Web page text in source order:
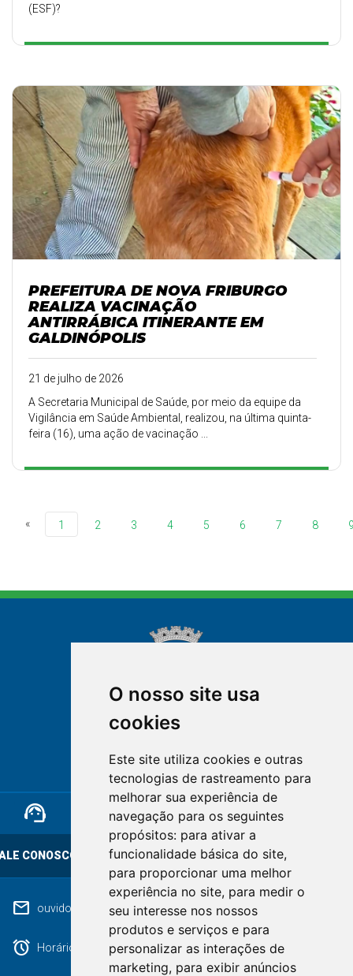
O nosso site usa
cookies
Este site utiliza cookies e outras
tecnologias de rastreamento para
melhorar sua experiência de
navegação para os seguintes
propósitos: para ativar a
funcionalidade básica do site,
para proporcionar uma melhor
experiência no site, para medir o
seu interesse nos nossos
produtos e serviços e para
personalizar as interações de
marketing, para exibir anúncios
(ESF)?
PREFEITURA DE NOVA FRIBURGO
REALIZA VACINAÇÃO
ANTIRRÁBICA ITINERANTE EM
GALDINÓPOLIS
21 de julho de 2026
A Secretaria Municipal de Saúde, por meio da equipe da
Vigilância em Saúde Ambiental, realizou, na última quinta-
feira (16), uma ação de vacinação ...
« 1 2 3 4 5 6 7 8
NOVA FRIBURGO
RIO DE JANEIRO
mail ouvidoriageral@pmnf.rj.gov.br
alarm Horário de atendimento: Segunda a Sexta das 09h às 17h.
support_agent
CONOSCO
mail
OUVIDORIA